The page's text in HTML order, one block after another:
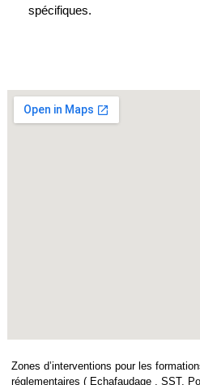
spécifiques.
Zones d’interventions pour les
réglementaires ( Echafaudage , SST,